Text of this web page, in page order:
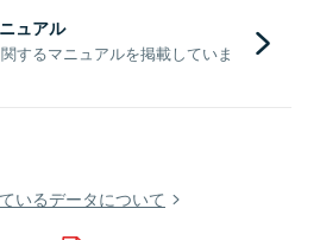
ュアル
するマニュアルを掲載していま
いるデータについて